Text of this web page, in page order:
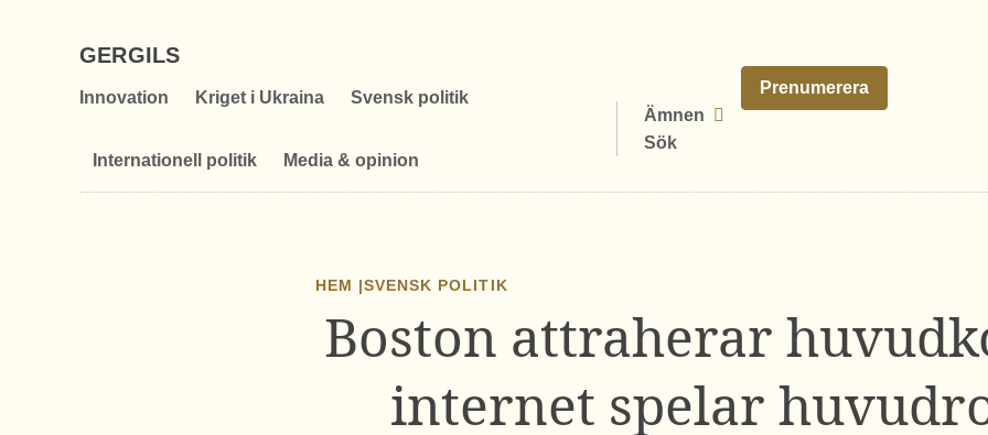
GERGILS
Innovation Kriget i Ukraina Svensk politik
Internationell politik Media & opinion
Ämnen
Sök
Prenumerera
HEM |SVENSK POLITIK
Boston attraherar
internet spelar